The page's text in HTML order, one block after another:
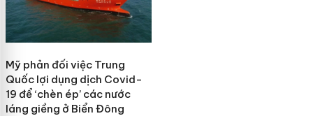
Mỹ phản đối việc Trung
Quốc lợi dụng dịch Covid-
19 để ‘chèn ép’ các nước
láng giềng ở Biển Đông